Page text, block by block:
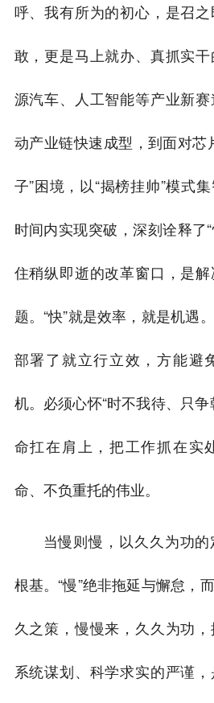
呼、我有所为的初心，是召
敢，更是马上就办、真抓实
源汽车、人工智能等产业新
动产业链快速成型，到面对芯
子”困境，以“揭榜挂帅”模式
时间内实现突破，深刻诠释了
住稍纵即逝的改革窗口，是
题。“快”就是效率，就是机遇
部署了就立行立效，方能避
机。必须心怀“时不我待、只
命扛在肩上，把工作抓在实
命、不负重托的伟业。
当慢则慢，以久久为功
根基。“慢”绝非拖延与懈怠，
久之策，慢慢来，久久为功
系统谋划、科学求实的严谨